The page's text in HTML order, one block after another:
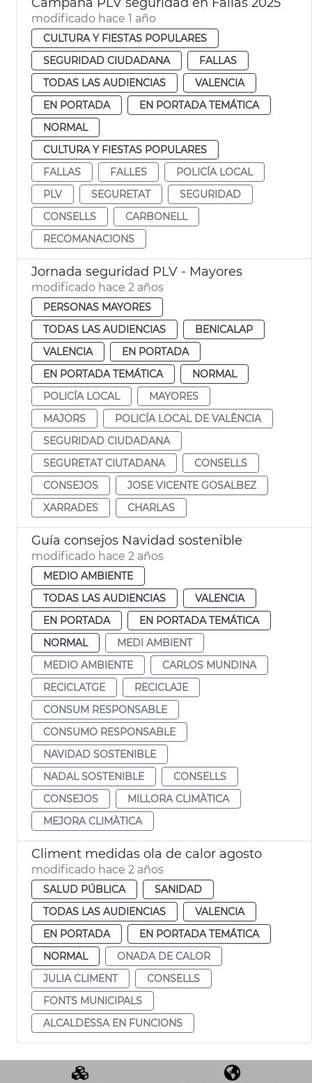
modificado hace 1 año
CULTURA Y FIESTAS POPULARES
SEGURIDAD CIUDADANA
FALLAS
TODAS LAS AUDIENCIAS
VALENCIA
EN PORTADA
EN PORTADA TEMÁTICA
NORMAL
CULTURA Y FIESTAS POPULARES
FALLAS
FALLES
POLICÍA LOCAL
PLV
SEGURETAT
SEGURIDAD
CONSELLS
CARBONELL
RECOMANACIONS
Jornada seguridad PLV - Mayores
modificado hace 2 años
PERSONAS MAYORES
TODAS LAS AUDIENCIAS
BENICALAP
VALENCIA
EN PORTADA
EN PORTADA TEMÁTICA
NORMAL
POLICÍA LOCAL
MAYORES
MAJORS
POLICÍA LOCAL DE VALÈNCIA
SEGURIDAD CIUDADANA
SEGURETAT CIUTADANA
CONSELLS
CONSEJOS
JOSE VICENTE GOSALBEZ
XARRADES
CHARLAS
Guía consejos Navidad sostenible
modificado hace 2 años
MEDIO AMBIENTE
TODAS LAS AUDIENCIAS
VALENCIA
EN PORTADA
EN PORTADA TEMÁTICA
NORMAL
MEDI AMBIENT
MEDIO AMBIENTE
CARLOS MUNDINA
RECICLATGE
RECICLAJE
CONSUM RESPONSABLE
CONSUMO RESPONSABLE
NAVIDAD SOSTENIBLE
NADAL SOSTENIBLE
CONSELLS
CONSEJOS
MILLORA CLIMÀTICA
MEJORA CLIMÀTICA
Climent medidas ola de calor agosto
modificado hace 2 años
SALUD PÚBLICA
SANIDAD
TODAS LAS AUDIENCIAS
VALENCIA
EN PORTADA
EN PORTADA TEMÁTICA
NORMAL
ONADA DE CALOR
JULIA CLIMENT
CONSELLS
FONTS MUNICIPALS
ALCALDESSA EN FUNCIONS